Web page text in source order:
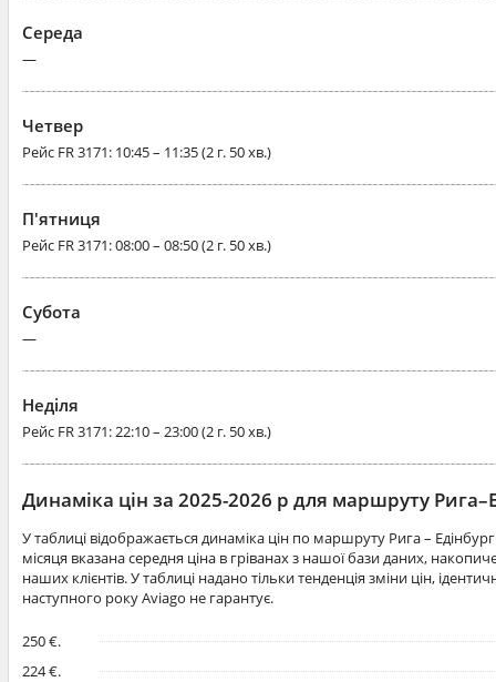
Середа
—
Четвер
Рейс FR 3171: 10:45 – 11:35 (2 г. 50 хв.)
П'ятниця
Рейс FR 3171: 08:00 – 08:50 (2 г. 50 хв.)
Субота
—
Неділя
Рейс FR 3171: 22:10 – 23:00 (2 г. 50 хв.)
Динаміка цін за 2025-2026 р для маршруту
У таблиці відображається динаміка цін по маршруту Рига –
місяця вказана середня ціна в гріванах з нашої бази даних,
наших клієнтів. У таблиці надано тільки тенденція зміни цін,
наступного року Aviago не гарантує.
250 €.
224 €.